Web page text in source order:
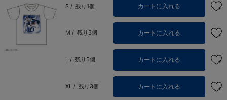
S / 残り1個 カートに入れる
M / 残り3個 カートに入れる
L / 残り5個 カートに入れる
XL / 残り3個 カートに入れる